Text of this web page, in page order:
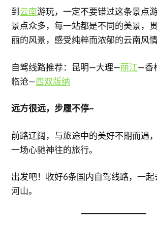
到 云南游玩，一定不要错过这条景点
景点众多，每一站都是不同的美景，
丽的风景，感受纯粹而浓郁的云南风情
自驾线路推荐：昆明—大理—丽江—香
临沧—西双版纳
远方很远，步履不停~
前路辽阔，与旅途中的美好不期而遇
一场心驰神往的旅行。
出发吧！收好6条国内自驾线路，一
河山。